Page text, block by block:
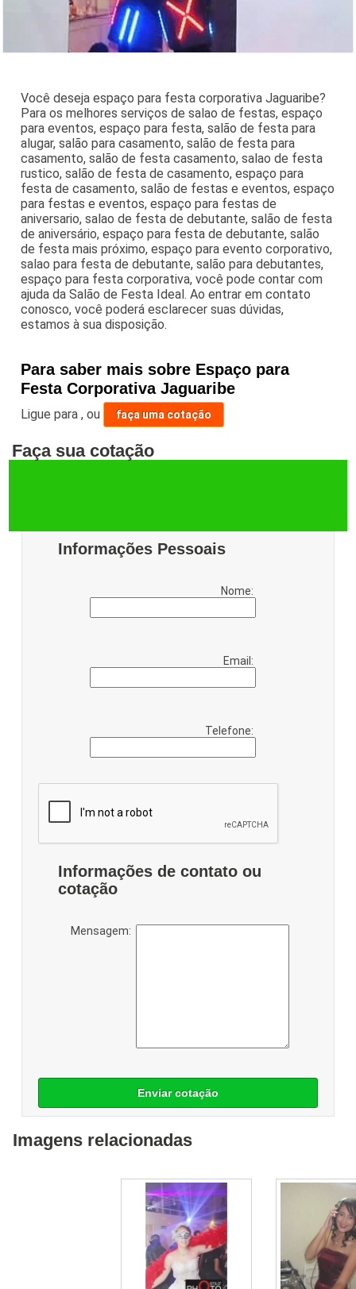
Você deseja espaço para festa corporativa Jaguaribe?
Para os melhores serviços de salao de festas, espaço
para eventos, espaço para festa, salão de festa para
alugar, salão para casamento, salão de festa para
casamento, salão de festa casamento, salao de festa
rustico, salão de festa de casamento, espaço para
festa de casamento, salão de festas e eventos, espaço
para festas e eventos, espaço para festas de
aniversario, salao de festa de debutante, salão de festa
de aniversário, espaço para festa de debutante, salão
de festa mais próximo, espaço para evento corporativo,
salao para festa de debutante, salão para debutantes,
espaço para festa corporativa, você pode contar com
ajuda da Salão de Festa Ideal. Ao entrar em contato
conosco, você poderá esclarecer suas dúvidas,
estamos à sua disposição.
Para saber mais sobre Espaço para
Festa Corporativa Jaguaribe
Ligue para,ou faça uma cotação
Faça sua cotação
Informações Pessoais
Nome:
Email:
Telefone:
Informações de contato ou
cotação
Mensagem:
Enviar cotação
Imagens relacionadas